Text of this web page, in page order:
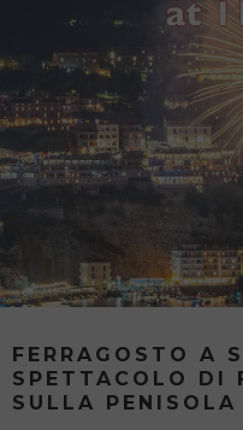
FERRAGOSTO A
SPETTACOLO DI
SULLA PENISOLA